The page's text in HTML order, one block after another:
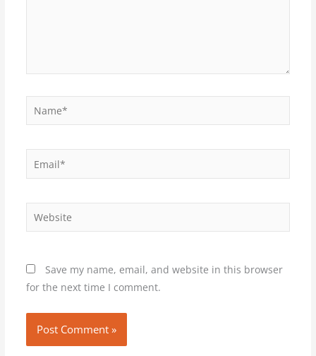
Name*
Email*
Website
Save my name, email, and website in this browser
for the next time I comment.